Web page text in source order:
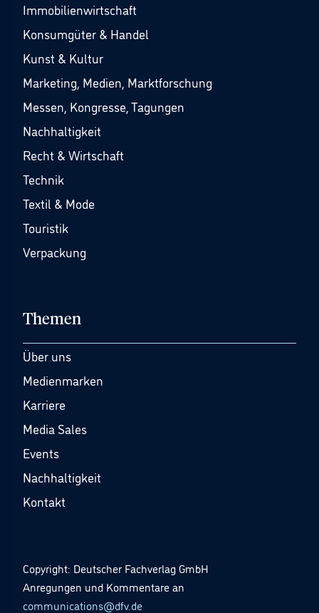
Immobilienwirtschaft
Konsumgüter & Handel
Kunst & Kultur
Marketing, Medien, Marktforschung
Messen, Kongresse, Tagungen
Nachhaltigkeit
Recht & Wirtschaft
Technik
Textil & Mode
Touristik
Verpackung
Themen
Über uns
Medienmarken
Karriere
Media Sales
Events
Nachhaltigkeit
Kontakt
Copyright: Deutscher Fachverlag GmbH
Anregungen und Kommentare an
communications@dfv.de